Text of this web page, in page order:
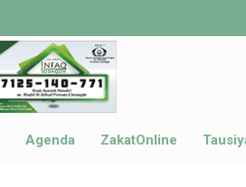
Agenda ZakatOnline